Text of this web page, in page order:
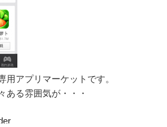
用アプリマーケットです。
ある雰囲気が・・・